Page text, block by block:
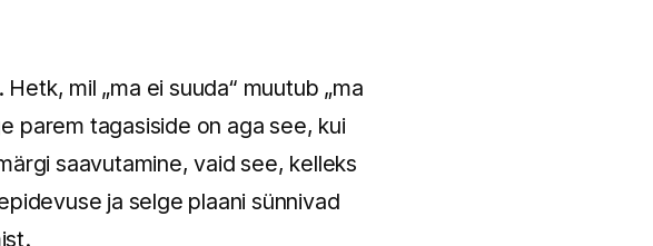
mil „ma ei suuda“ muutub „ma
parem tagasiside on aga see, kui
saavutamine, vaid see, kelleks
ja selge plaani sünnivad